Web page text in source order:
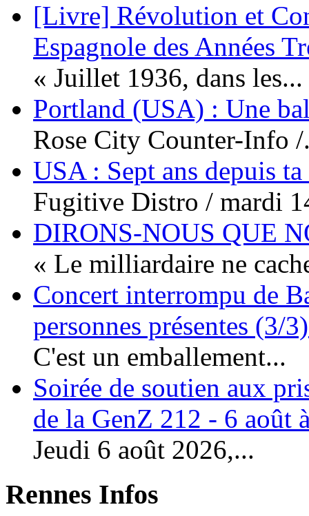
[Livre] Révolution et
Espagnole des Années
« Juillet 1936, dans les...
Portland (USA) : Une
Rose City Counter-Info /
USA : Sept ans depuis
Fugitive Distro / mardi
DIRONS-NOUS QUE
« Le milliardaire ne
Concert interrompu de
personnes présentes (3/
C'est un emballement...
Soirée de soutien aux
de la GenZ 212 - 6 août
Jeudi 6 août 2026,...
Rennes Infos